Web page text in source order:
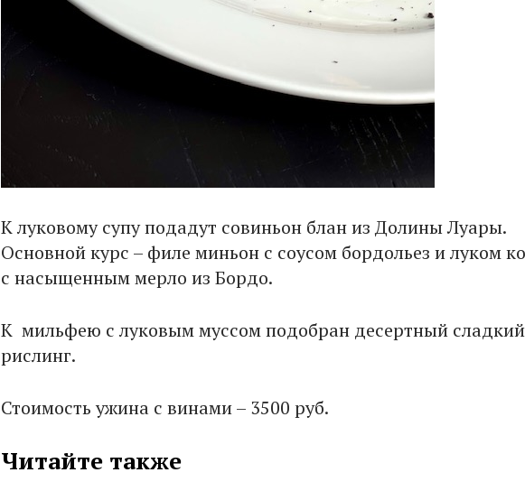
К луковому супу подадут совиньон блан из Долины Луары.
Основной курс – филе миньон с соусом бордольез и луком
с насыщенным мерло из Бордо.
К мильфею с луковым муссом подобран десертный сладкий
рислинг.
Стоимость ужина с винами – 3500 руб.
Читайте также